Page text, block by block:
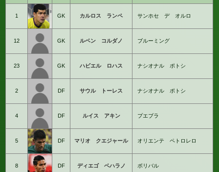
1 GK カルロス ランペ サンホセ デ オルロ
12 GK ルベン コルダノ ブルーミング
23 GK ハビエル ロハス ナシオナル ポトシ
2 DF サウル トーレス ナシオナル ポトシ
4 DF ルイス アキン プエブラ
5 DF マリオ クエジャール オリエンテ ペトロレロ
8 DF ディエゴ ベハラノ ボリバル